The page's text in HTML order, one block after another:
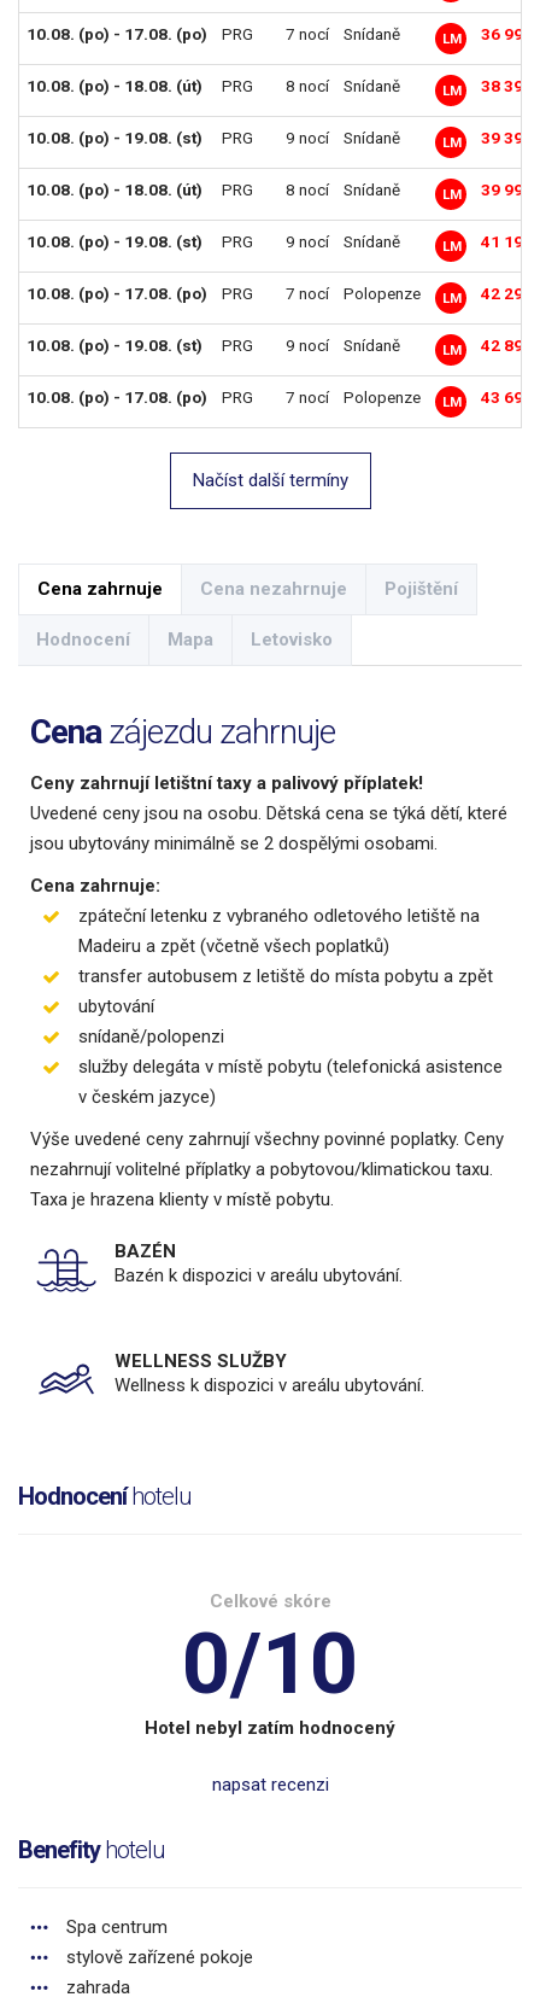
10.08. (po) - 17.08. (po) PRG 7 nocí Snídaně LM 36 990
10.08. (po) - 18.08. (út) PRG 8 nocí Snídaně LM 38 390
10.08. (po) - 19.08. (st) PRG 9 nocí Snídaně LM 39 390
10.08. (po) - 18.08. (út) PRG 8 nocí Snídaně LM 39 990
10.08. (po) - 19.08. (st) PRG 9 nocí Snídaně LM 41 190
10.08. (po) - 17.08. (po) PRG 7 nocí Polopenze LM 42 290
10.08. (po) - 19.08. (st) PRG 9 nocí Snídaně LM 42 890
10.08. (po) - 17.08. (po) PRG 7 nocí Polopenze LM 43 690
Načíst další termíny
Cena zahrnuje Cena nezahrnuje Pojištění
Hodnocení Mapa Letovisko
Cenazájezdu zahrnuje
Ceny zahrnují letištní taxy a palivový příplatek!
Uvedené ceny jsou na osobu. Dětská cena se týká dětí, které
jsou ubytovány minimálně se 2 dospělými osobami.
Cena zahrnuje:
zpáteční letenku z vybraného odletového letiště na
Madeiru a zpět (včetně všech poplatků)
transfer autobusem z letiště do místa pobytu a zpět
ubytování
snídaně/polopenzi
služby delegáta v místě pobytu (telefonická asistence
v českém jazyce)
Výše uvedené ceny zahrnují všechny povinné poplatky. Ceny
nezahrnují volitelné příplatky a pobytovou/klimatickou taxu.
Taxa je hrazena klienty v místě pobytu.
BAZÉN
Bazén k dispozici v areálu ubytování.
WELLNESS SLUŽBY
Wellness k dispozici v areálu ubytování.
Hodnoceníhotelu
Celkové skóre
0/10
Hotel nebyl zatím hodnocený
napsat recenzi
Benefityhotelu
Spa centrum
stylově zařízené pokoje
zahrada